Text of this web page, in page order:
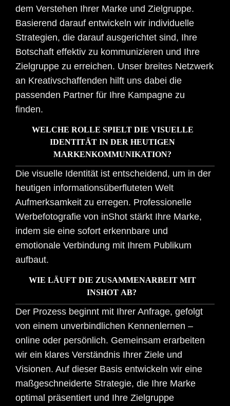
dem Verstehen Ihrer Marke und Zielgruppe.
Basierend darauf entwickeln wir individuelle
Strategien, die darauf ausgerichtet sind, Ihre
Botschaft effektiv zu kommunizieren und Ihre
Zielgruppe zu erreichen. Unser breites Netzwerk
an Kreativschaffenden hilft uns dabei die
passenden Partner für Ihre Kampagne zu
finden.
WELCHE ROLLE SPIELT DIE VISUELLE
IDENTITÄT IN DER HEUTIGEN
MARKENKOMMUNIKATION?
Die visuelle Identität ist entscheidend, um in der
heutigen informationsüberfluteten Welt
Aufmerksamkeit zu erregen. Professionelle
Werbefotografie von inShot stärkt Ihre Marke,
indem sie eine sofort erkennbare und
emotionale Verbindung mit Ihrem Publikum
aufbaut.
WIE LÄUFT DIE ZUSAMMENARBEIT MIT
INSHOT AB?
Der Prozess beginnt mit Ihrer Anfrage, gefolgt
von einem unverbindlichen Kennenlernen –
online oder persönlich. Gemeinsam erarbeiten
wir ein klares Verständnis Ihrer Ziele und
Visionen. Auf dieser Basis entwickeln wir eine
maßgeschneiderte Strategie, die Ihre Marke
optimal präsentiert und Ihre Zielgruppe